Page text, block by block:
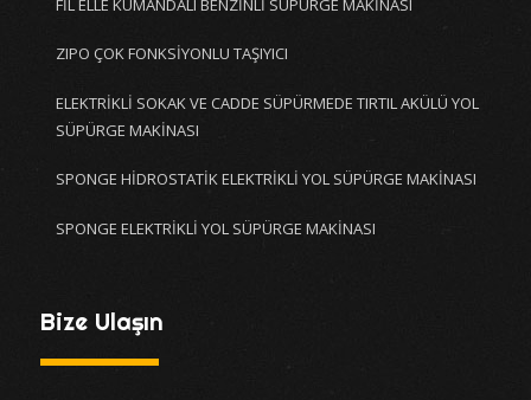
FİL ELLE KUMANDALI BENZİNLİ SÜPÜRGE MAKİNASI
ZIPO ÇOK FONKSİYONLU TAŞIYICI
ELEKTRİKLİ SOKAK VE CADDE SÜPÜRMEDE TIRTIL AKÜLÜ YOL
SÜPÜRGE MAKİNASI
SPONGE HİDROSTATİK ELEKTRİKLİ YOL SÜPÜRGE MAKİNASI
SPONGE ELEKTRİKLİ YOL SÜPÜRGE MAKİNASI
Bize Ulaşın